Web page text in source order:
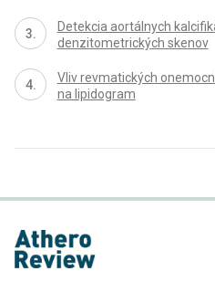
Detekcia aortálnych
denzitometrických skenov
Vliv revmatických
na lipidogram
proLékaře.cz